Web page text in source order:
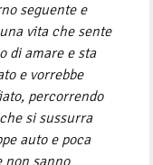
seguente e
vita che sente
di amare e sta
e vorrebbe
percorrendo
si sussurra
auto e poca
non sanno